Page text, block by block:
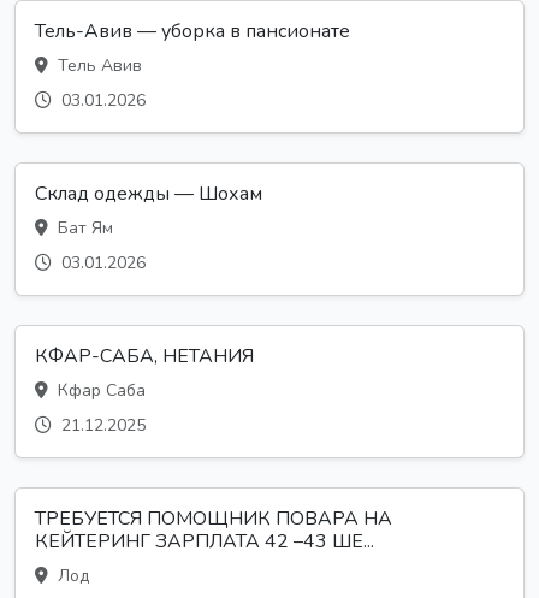
Тель-Авив — уборка в пансионате
Тель Авив
03.01.2026
Склад одежды — Шохам
Бат Ям
03.01.2026
КФАР-САБА, НЕТАНИЯ
Кфар Саба
21.12.2025
ТРЕБУЕТСЯ ПОМОЩНИК ПОВАРА НА
КЕЙТЕРИНГ ЗАРПЛАТА 42 –43 ШЕ...
Лод